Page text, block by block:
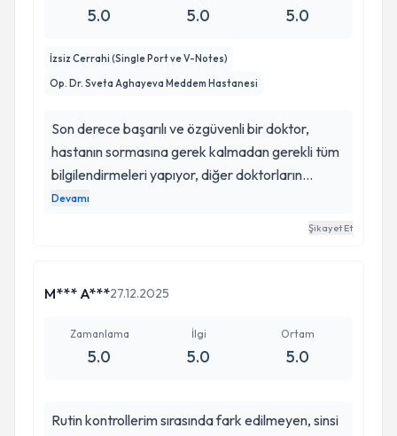
5.0 5.0 5.0
İzsiz Cerrahi (Single Port ve V-Notes)
Op. Dr. Sveta Aghayeva Meddem Hastanesi
Son derece başarılı ve özgüvenli bir doktor,
hastanın sormasına gerek kalmadan gerekli tüm
bilgilendirmeleri yapıyor, diğer doktorların
yapmaktan kaçındığı bir operasyonu başarıyla
tamamladı, son cerrahi yenilikleri takip ediyor.
bir şekilde ameliyatımı oldum. Gerçekten
Devamı
Şikayet Et
M*** A***27.12.2025
Zamanlama
5.0
İlgi
5.0
Ortam
5.0
Rutin kontrollerim sırasında fark edilmeyen, sinsi